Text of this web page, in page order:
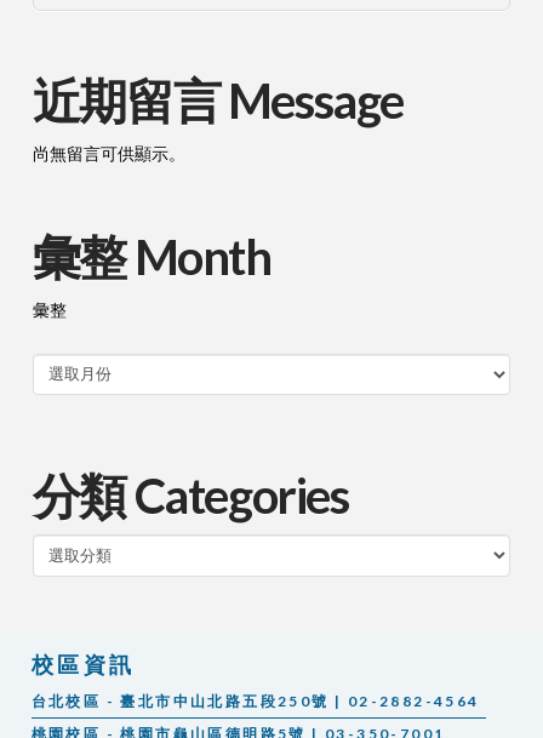
近期留言 Message
尚無留言可供顯示。
彙整 Month
彙整
分類 Categories
類
校區資訊
台北校區 - 臺北市中山北路五段250號 | 02-2882-4564
桃園校區 - 桃園市龜山區德明路5號 | 03-350-7001